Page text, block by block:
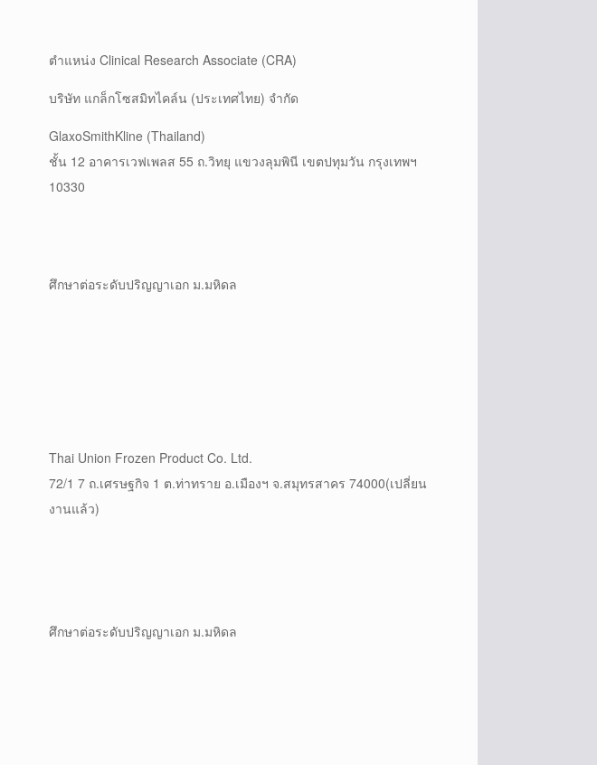
ตำแหน่ง Clinical Research Associate (CRA)
บริษัท แกล็กโซสมิทไคล์น (ประเทศไทย) จำกัด
GlaxoSmithKline (Thailand)
ชั้น 12 อาคารเวฟเพลส 55 ถ.วิทยุ แขวงลุมพินี เขตปทุมวัน กรุงเทพฯ
10330
ศึกษาต่อระดับปริญญาเอก ม.มหิดล
Thai Union Frozen Product Co. Ltd.
72/1 7 ถ.เศรษฐกิจ 1 ต.ท่าทราย อ.เมืองฯ จ.สมุทรสาคร 74000(เปลี่ยน
งานแล้ว)
ศึกษาต่อระดับปริญญาเอก ม.มหิดล